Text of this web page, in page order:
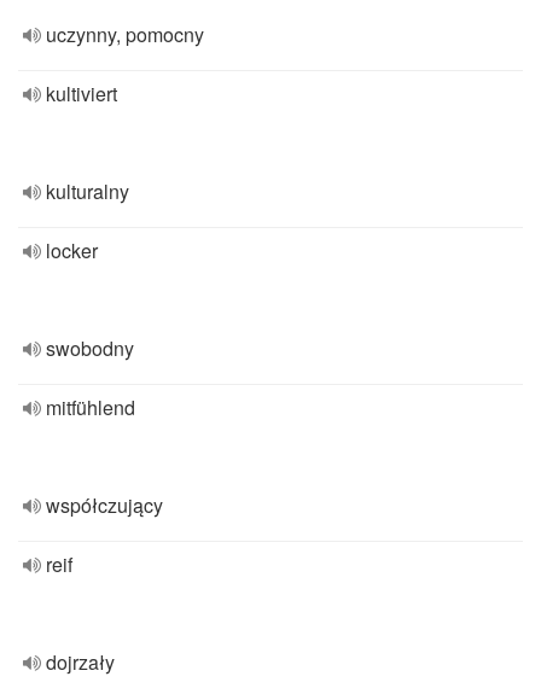
uczynny, pomocny
kultiviert
kulturalny
locker
swobodny
mitfühlend
współczujący
reif
dojrzały